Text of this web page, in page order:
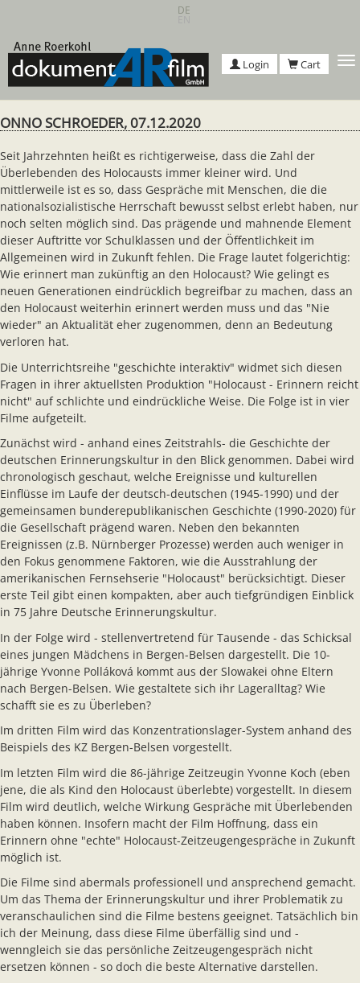
main
content
DE
Login Cart
ONNO SCHROEDER, 07.12.2020
Seit Jahrzehnten heißt es richtigerweise, dass die Zahl der
Überlebenden des Holocausts immer kleiner wird. Und
mittlerweile ist es so, dass Gespräche mit Menschen, die die
nationalsozialistische Herrschaft bewusst selbst erlebt haben, nur
noch selten möglich sind. Das prägende und mahnende Element
dieser Auftritte vor Schulklassen und der Öffentlichkeit im
Allgemeinen wird in Zukunft fehlen. Die Frage lautet folgerichtig:
Wie erinnert man zukünftig an den Holocaust? Wie gelingt es
neuen Generationen eindrücklich begreifbar zu machen, dass an
den Holocaust weiterhin erinnert werden muss und das "Nie
wieder" an Aktualität eher zugenommen, denn an Bedeutung
verloren hat.
Die Unterrichtsreihe "geschichte interaktiv" widmet sich diesen
Fragen in ihrer aktuellsten Produktion "Holocaust - Erinnern reicht
nicht" auf schlichte und eindrückliche Weise. Die Folge ist in vier
Filme aufgeteilt.
Zunächst wird - anhand eines Zeitstrahls- die Geschichte der
deutschen Erinnerungskultur in den Blick genommen. Dabei wird
chronologisch geschaut, welche Ereignisse und kulturellen
Einflüsse im Laufe der deutsch-deutschen (1945-1990) und der
gemeinsamen bunderepublikanischen Geschichte (1990-2020) für
die Gesellschaft prägend waren. Neben den bekannten
Ereignissen (z.B. Nürnberger Prozesse) werden auch weniger in
den Fokus genommene Faktoren, wie die Ausstrahlung der
amerikanischen Fernsehserie "Holocaust" berücksichtigt. Dieser
erste Teil gibt einen kompakten, aber auch tiefgründigen Einblick
in 75 Jahre Deutsche Erinnerungskultur.
In der Folge wird - stellenvertretend für Tausende - das Schicksal
eines jungen Mädchens in Bergen-Belsen dargestellt. Die 10-
jährige Yvonne Polláková kommt aus der Slowakei ohne Eltern
nach Bergen-Belsen. Wie gestaltete sich ihr Lageralltag? Wie
schafft sie es zu Überleben?
Im dritten Film wird das Konzentrationslager-System anhand des
Beispiels des KZ Bergen-Belsen vorgestellt.
Im letzten Film wird die 86-jährige Zeitzeugin Yvonne Koch (eben
jene, die als Kind den Holocaust überlebte) vorgestellt. In diesem
Film wird deutlich, welche Wirkung Gespräche mit Überlebenden
haben können. Insofern macht der Film Hoffnung, dass ein
Erinnern ohne "echte" Holocaust-Zeitzeugengespräche in Zukunft
möglich ist.
Die Filme sind abermals professionell und ansprechend gemacht.
Um das Thema der Erinnerungskultur und ihrer Problematik zu
veranschaulichen sind die Filme bestens geeignet. Tatsächlich bin
ich der Meinung, dass diese Filme überfällig sind und -
wenngleich sie das persönliche Zeitzeugengespräch nicht
ersetzen können - so doch die beste Alternative darstellen.